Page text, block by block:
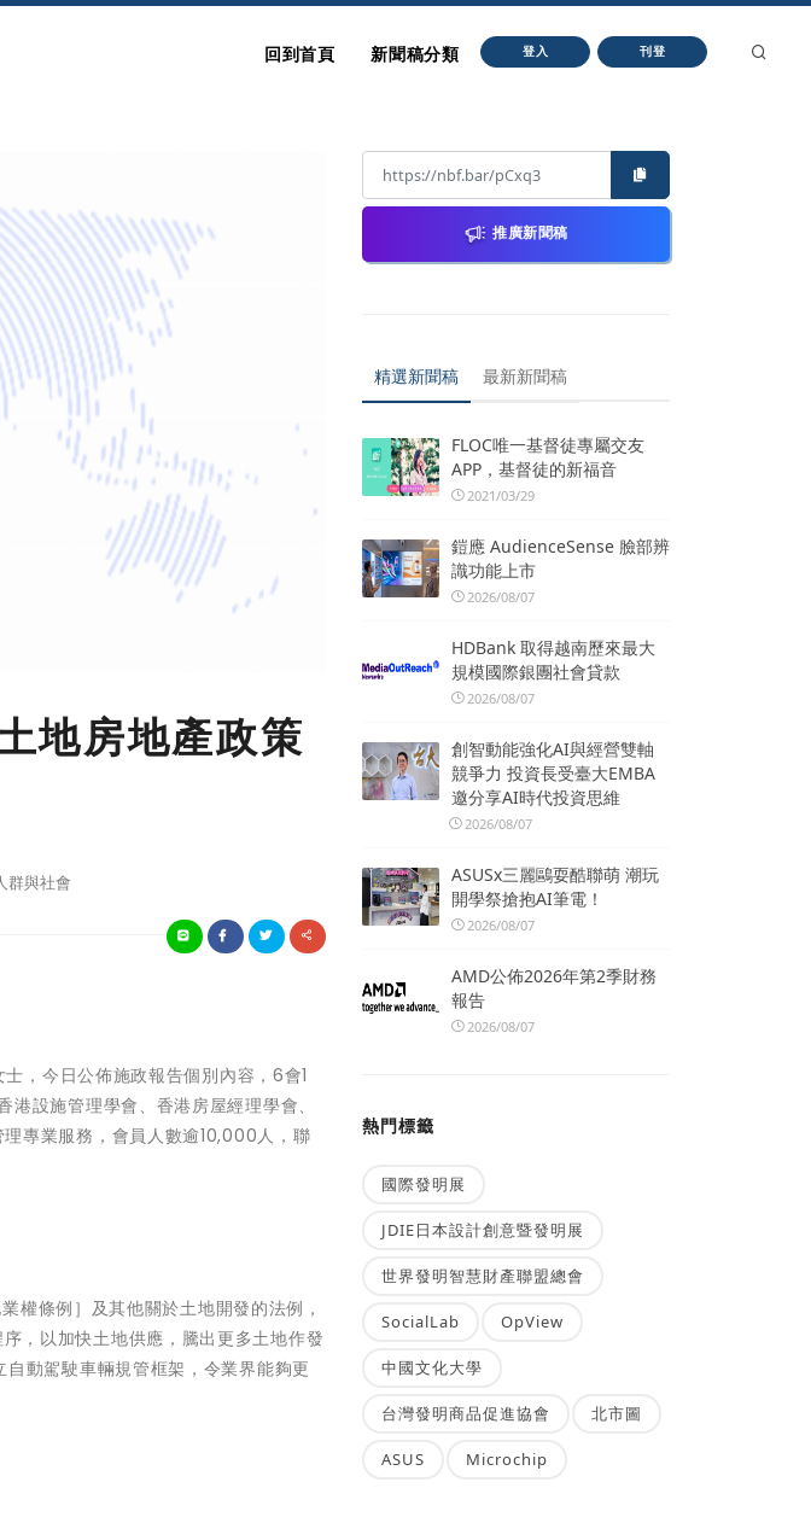
回到首頁 新聞稿分類 登入 刊登
地房地產政策
群與社會
，今日公佈施政報告個別內容，6會1
設施管理學會、香港房屋經理學會、
專業服務，會員人數逾10,000人，聯
條例］及其他關於土地開發的法例，
，以加快土地供應，騰出更多土地作發
動駕駛車輛規管框架，令業界能夠更
推廣新聞稿
精選新聞稿 最新新聞稿
FLOC唯一基督徒專屬交友
APP，基督徒的新福音
2021/03/29
鎧應 AudienceSense 臉部辨
識功能上市
2026/08/07
HDBank 取得越南歷來最大
規模國際銀團社會貸款
2026/08/07
創智動能強化AI與經營雙軸
競爭力 投資長受臺大EMBA
邀分享AI時代投資思維
2026/08/07
ASUSx三麗鷗耍酷聯萌 潮玩
開學祭搶抱AI筆電！
2026/08/07
AMD公佈2026年第2季財務
報告
2026/08/07
熱門標籤
國際發明展
JDIE日本設計創意暨發明展
世界發明智慧財產聯盟總會
SocialLab OpView
中國文化大學
台灣發明商品促進協會 北市圖
ASUS Microchip